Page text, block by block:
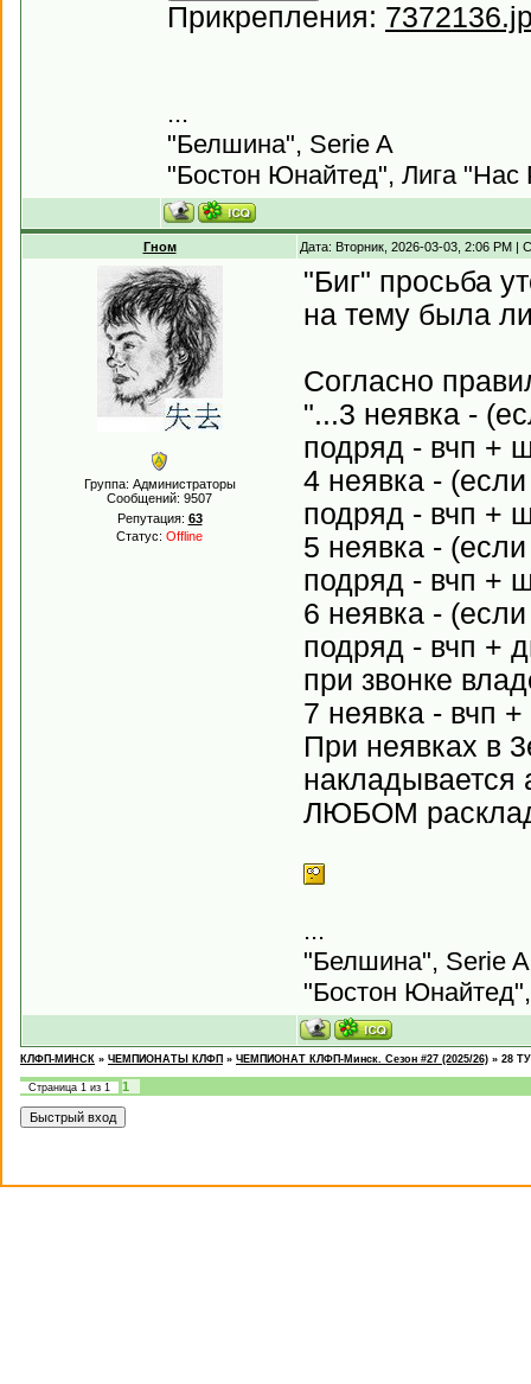
Прикрепления:
...
"Белшина", Serie A
"Бостон Юнайтед", Лига "Нас
Гном Дата: Вторник, 2026-03-03, 2:06 PM |
Группа: Администраторы
Сообщений: 9507
Репутация: 63
Статус: Offline
"Биг" просьба
на тему была
Согласно
"...3 неявка -
подряд - вчп +
4 неявка -
подряд - вчп +
5 неявка -
подряд - вчп +
6 неявка -
подряд - вчп +
при звонке
7 неявка - вчп
При неявках в
накладывается
ЛЮБОМ
...
"Белшина", Serie A
"Бостон
КЛФП-МИНСК » ЧЕМПИОНАТЫ КЛФП » ЧЕМПИОНАТ КЛФП-Минск. Сезон #27 (2025/26) » 28
Страница 1 из 1 1